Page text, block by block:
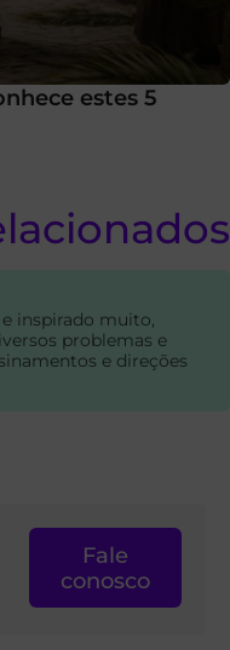
estes 5
inspirado muito,
problemas e
e direções
Fale
conosco